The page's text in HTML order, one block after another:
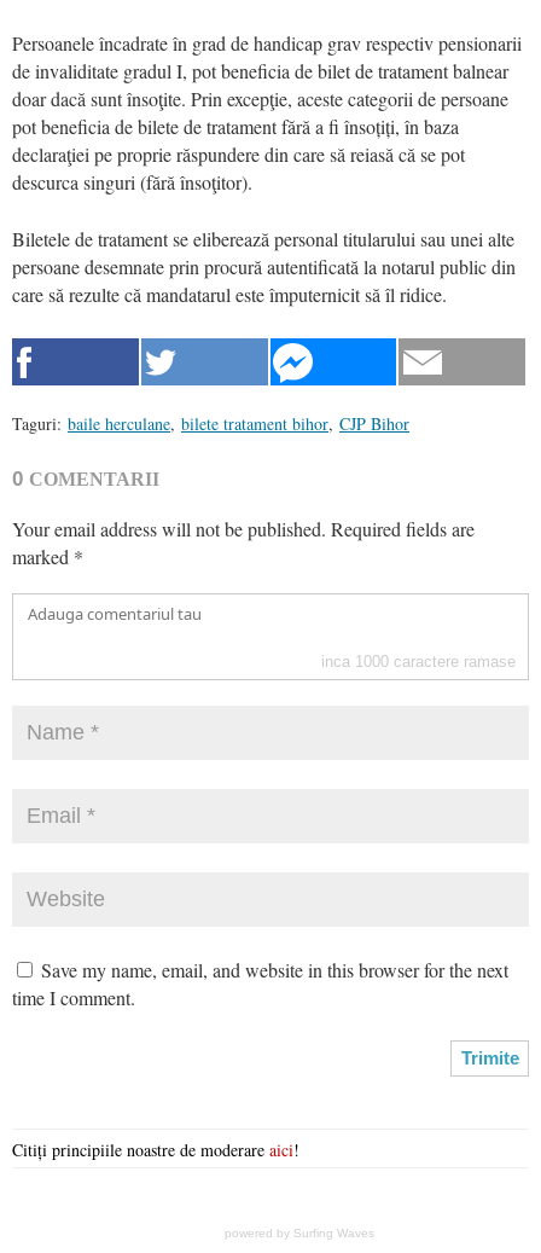
Persoanele încadrate în grad de handicap grav respectiv pensionarii
de invaliditate gradul I, pot beneficia de bilet de tratament balnear
doar dacă sunt însoţite. Prin excepţie, aceste categorii de persoane
pot beneficia de bilete de tratament fără a fi însoțiți, în baza
declaraţiei pe proprie răspundere din care să reiasă că se pot
descurca singuri (fără însoţitor).
Biletele de tratament se eliberează personal titularului sau unei alte
persoane desemnate prin procură autentificată la notarul public din
care să rezulte că mandatarul este împuternicit să îl ridice.
Taguri: baile herculane, bilete tratament bihor, CJP Bihor
0 COMENTARII
Your email address will not be published. Required fields are
marked *
inca 1000 caractere ramase
Save my name, email, and website in this browser for the next
time I comment.
Citiți principiile noastre de moderare aici!
powered by Surfing Waves